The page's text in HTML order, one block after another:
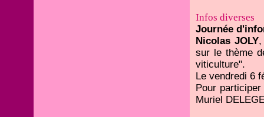
Infos diverses
Journée
Nicolas JOLY,
sur le thème
viticulture".
Le vendredi 6
Pour
Muriel